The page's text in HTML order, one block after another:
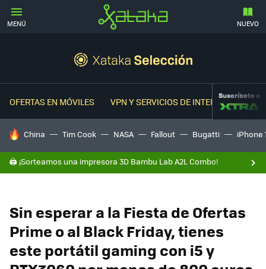
MENÚ NUEVO
OFERTAS EN MÓVILES VPN Y SERVICIOS DE INTERNETSuscríbete a
HOY SE HABLA DE
China Tim Cook NASA Fallout Bugatti iPhone
🖨️ ¡Sorteamos una impresora 3D Bambu Lab A2L Combo!
Sin esperar a la Fiesta de Ofertas
Prime o al Black Friday, tienes
este portátil gaming con i5 y